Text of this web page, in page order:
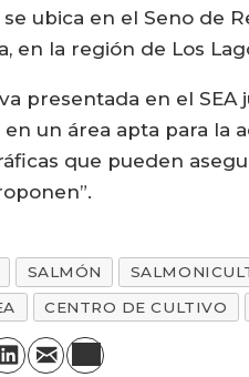
ubica en el Seno de
en la región de Los
presentada en el
un área apta para la
que pueden
SALMÓN
CENTRO DE CULTIVO